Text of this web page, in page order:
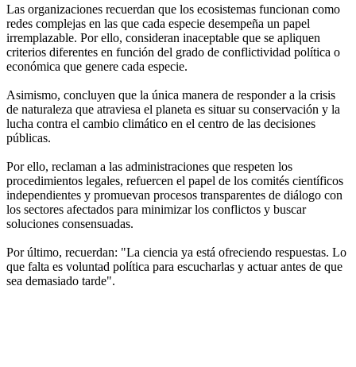
Las organizaciones recuerdan que los ecosistemas funcionan como
redes complejas en las que cada especie desempeña un papel
irremplazable. Por ello, consideran inaceptable que se apliquen
criterios diferentes en función del grado de conflictividad política o
económica que genere cada especie.
Asimismo, concluyen que la única manera de responder a la crisis
de naturaleza que atraviesa el planeta es situar su conservación y la
lucha contra el cambio climático en el centro de las decisiones
públicas.
Por ello, reclaman a las administraciones que respeten los
procedimientos legales, refuercen el papel de los comités científicos
independientes y promuevan procesos transparentes de diálogo con
los sectores afectados para minimizar los conflictos y buscar
soluciones consensuadas.
Por último, recuerdan: "La ciencia ya está ofreciendo respuestas. Lo
que falta es voluntad política para escucharlas y actuar antes de que
sea demasiado tarde".